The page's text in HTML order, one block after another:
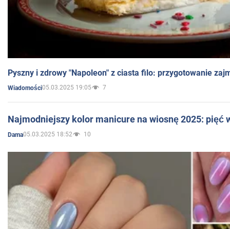
Pyszny i zdrowy "Napoleon" z ciasta filo: przygotowanie
Wiadomości05.03.2025 19:05 7
Najmodniejszy kolor manicure na wiosnę 2025: pięć
Dama05.03.2025 18:52 10